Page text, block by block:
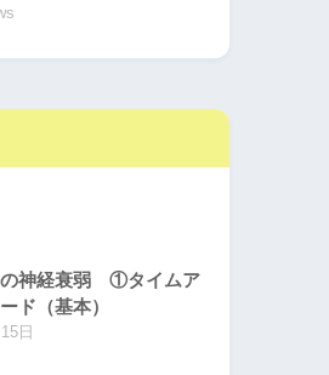
の神経衰弱 ①タイムア
ド（基本）
日